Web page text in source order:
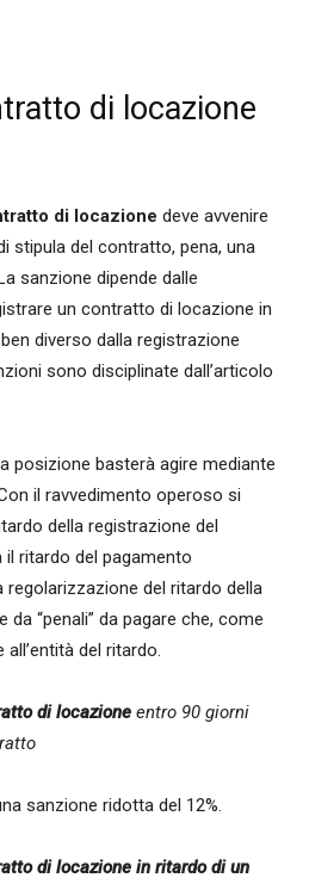
di locazione
di locazione deve avvenire
stipula del contratto, pena, una
sanzione dipende dalle
un contratto di locazione in
diverso dalla registrazione
sono disciplinate dall’articolo
posizione basterà agire mediante
il ravvedimento operoso si
della registrazione del
ritardo del pagamento
regolarizzazione del ritardo della
“penali” da pagare che, come
del ritardo.
di locazione entro 90 giorni
sanzione ridotta del 12%.
di locazione in ritardo di un